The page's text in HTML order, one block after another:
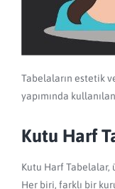
Tabelaların estetik
yapımında
Kutu Harf
Kutu Harf Tabelalar,
Her biri, farklı bir